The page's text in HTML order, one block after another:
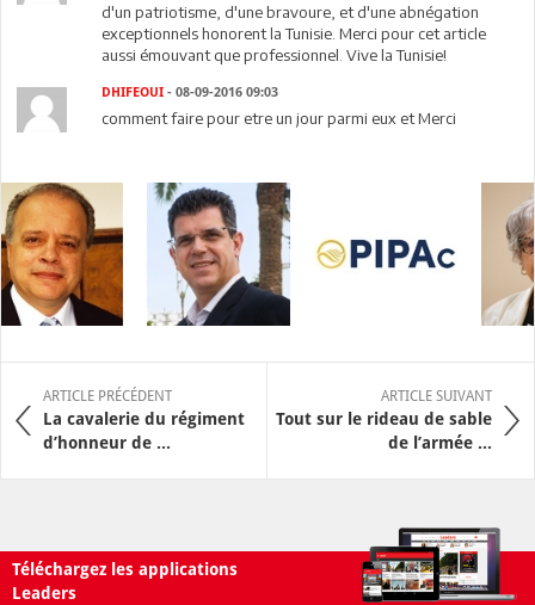
d'un patriotisme, d'une bravoure, et d'une abnégation
exceptionnels honorent la Tunisie. Merci pour cet article
aussi émouvant que professionnel. Vive la Tunisie!
DHIFEOUI - 08-09-2016 09:03
comment faire pour etre un jour parmi eux et Merci
ARTICLE PRÉCÉDENT
La cavalerie du régiment
d’honneur de ...
ARTICLE SUIVANT
Tout sur le rideau de sable
de l’armée ...
Téléchargez les applications
Leaders